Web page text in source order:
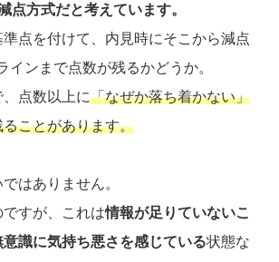
点方式だと考えています。
点を付けて、内見時にそこから減点
インまで点数が残るかどうか。
点数以上に「なぜか落ち着かない」
ことがあります。
はありません。
すが、これは情報が足りていないこ
識に気持ち悪さを感じている状態な